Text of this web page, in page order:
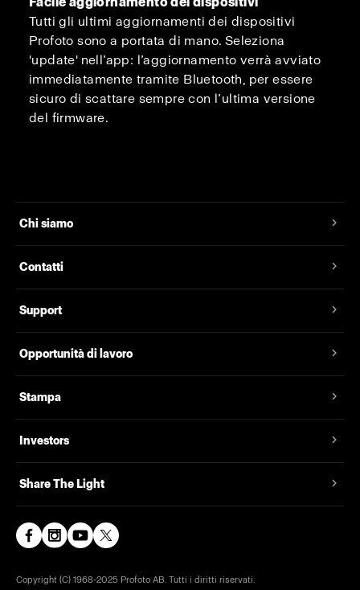
Tutti gli ultimi aggiornamenti dei dispositivi
Profoto sono a portata di mano. Seleziona
'update' nell’app: l’aggiornamento verrà avviato
immediatamente tramite Bluetooth, per essere
sicuro di scattare sempre con l’ultima versione
del firmware.
Chi siamo
Contatti
Support
Opportunità di lavoro
Stampa
Investors
Share The Light
Copyright (C) 1968-2025 Profoto AB. Tutti i diritti riservati.